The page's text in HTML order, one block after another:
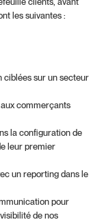
les suivantes :
ciblées sur un secteur
commerçants
la configuration de
leur premier
un reporting dans le
pour
de nos